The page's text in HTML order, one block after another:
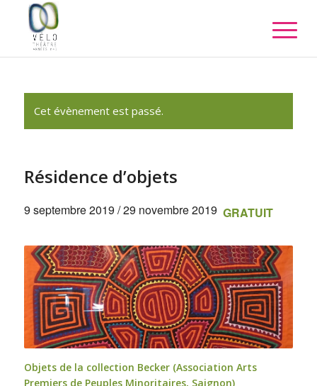
Cet évènement est passé.
Résidence d’objets
9 septembre 2019 /29 novembre 2019 GRATUIT
Objets de la collection Becker (Association Arts
Premiers de Peuples Minoritaires, Saignon)